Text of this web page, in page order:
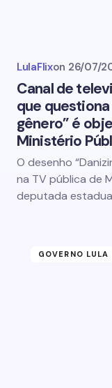
LulaFlixon 26/07/
Canal de
que
gênero” é
Ministério
O desenho
na TV pública de
deputada
GOVERNO LULA